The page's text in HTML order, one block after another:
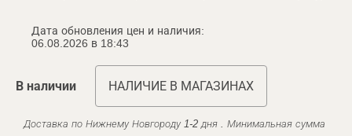
Дата обновления цен и наличия:
06.08.2026 в 18:43
В наличии НАЛИЧИЕ В МАГАЗИНАХ
Доставка по Нижнему Новгороду 1-2 дня . Минимальная сумма